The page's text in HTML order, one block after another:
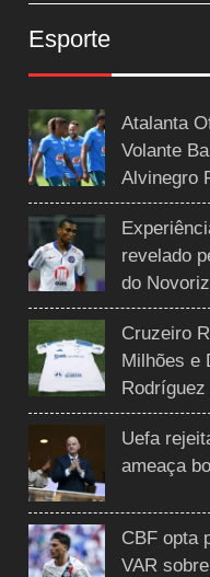
Esporte
Atalanta
Volante
Alvinegro
revelado
do
Cruzeiro
Milhões e
Rodríguez
Uefa
ameaça
CBF opta
VAR